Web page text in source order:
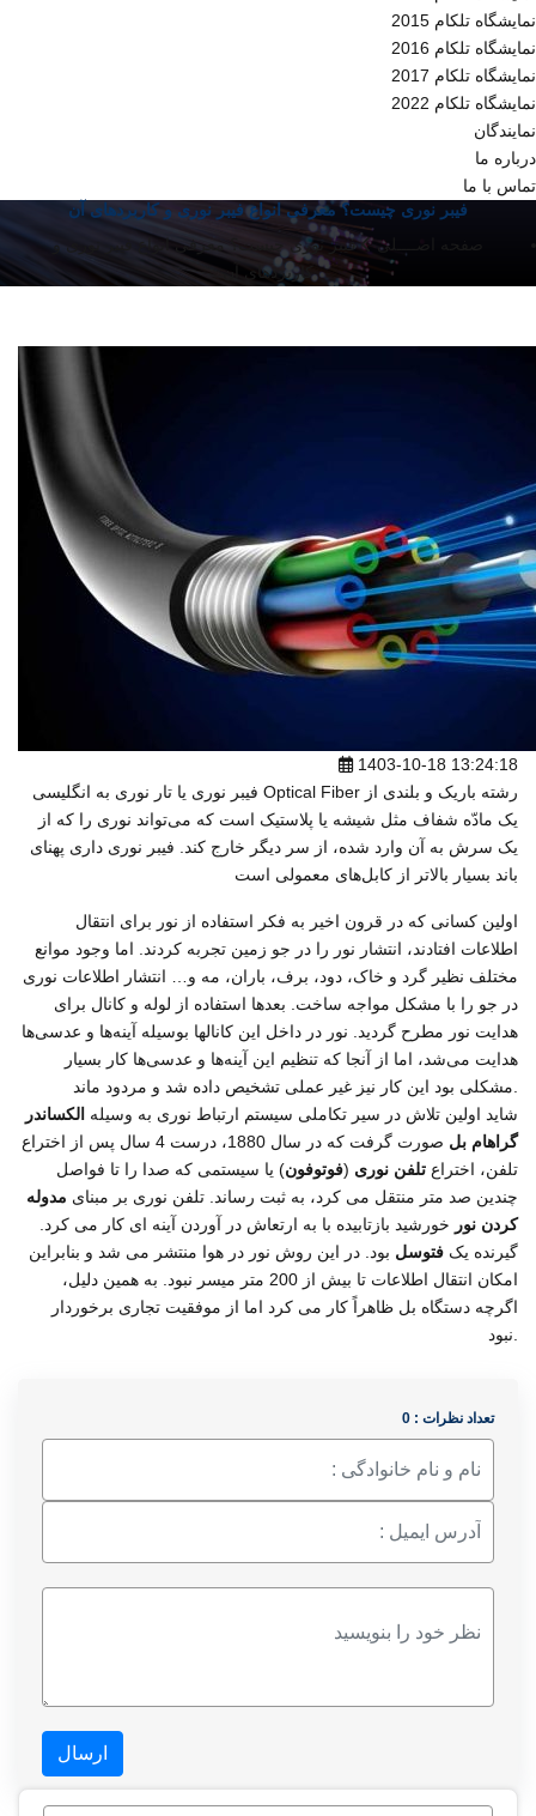
نمایشگاه تلکام 2015
نمایشگاه تلکام 2016
نمایشگاه تلکام 2017
نمایشگاه تلکام 2022
نمایندگان
درباره ما
تماس با ما
فیبر نوری چیست؟ معرفی انواع فیبر نوری و کاربردهای آن
صفحه اصــــلی
فیبر نوری چیست؟ معرفی انواع فیبر نوری و
کاربردهای آن
1403-10-18 13:24:18
فیبر نوری یا تار نوری به انگلیسی Optical Fiber رشته باریک و بلندی از
یک مادّه شفاف مثل شیشه یا پلاستیک است که می‌تواند نوری را که از
یک سرش به آن وارد شده، از سر دیگر خارج کند. فیبر نوری داری پهنای
باند بسیار بالاتر از کابل‌های معمولی است
اولین کسانی که در قرون اخیر به فکر استفاده از نور برای انتقال
اطلاعات افتادند، انتشار نور را در جو زمین تجربه کردند. اما وجود موانع
مختلف نظیر گرد و خاک، دود، برف، باران، مه و… انتشار اطلاعات نوری
در جو را با مشکل مواجه ساخت. بعدها استفاده از لوله و کانال برای
هدایت نور مطرح گردید. نور در داخل این کانالها بوسیله آینه‌ها و عدسی‌ها
هدایت می‌شد، اما از آنجا که تنظیم این آینه‌ها و عدسی‌ها کار بسیار
شاید اولین تلاش در سیر تکاملی سیستم ارتباط نوری به وسیله الکساندر
گراهام بل
صورت گرفت که در سال 1880، درست 4 سال پس از اختراع
تلفن، اختراع تلفن نوری (فوتوفون) یا سیستمی که صدا را تا فواصل
چندین صد متر منتقل می کرد، به ثبت رساند. تلفن نوری بر مبنای مدوله
کردن نور خورشید بازتابیده با به ارتعاش در آوردن آینه ای کار می کرد.
گیرنده یک فتوسل بود. در این روش نور در هوا منتشر می شد و بنابراین
امکان انتقال اطلاعات تا بیش از 200 متر میسر نبود. به همین دلیل،
اگرچه دستگاه بل ظاهراً کار می کرد اما از موفقیت تجاری برخوردار
تعداد نظرات : 0
ارسال